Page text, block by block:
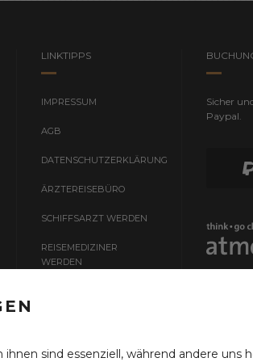
LINKTIPPS
IMPRESSUM
AGB
DATENSCHUTZERKLÄRUNG
ÄRZTEREISEBÜRO
SCHIFFSARZT WERDEN
REISEMEDIZINER
WERDEN
Sicher
Paypal.
sind essenziell, während andere uns